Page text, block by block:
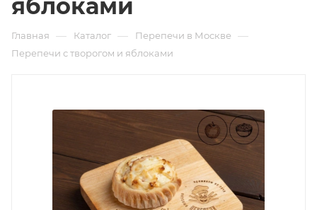
яблоками
Главная — Каталог — Перепечи в Москве —
Перепечи с творогом и яблоками